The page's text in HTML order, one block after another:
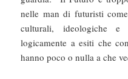
nelle man di futuristi
culturali, ideologiche e
logicamente a esiti che
hanno poco o nulla a che